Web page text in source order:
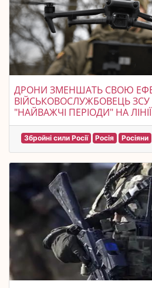
ДРОНИ ЗМЕНШАТЬ СВОЮ
ВІЙСЬКОВОСЛУЖБОВЕЦЬ
"НАЙВАЖЧІ ПЕРІОДИ" НА
Збройні сили Росії Росія Росіяни